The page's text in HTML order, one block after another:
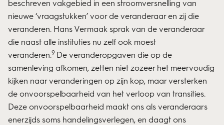
beschreven vakgebied in een stroomversnelling van
nieuwe ‘vraagstukken’ voor de veranderaar en zij die
veranderen. Hans Vermaak sprak van de veranderaar
die naast alle instituties nu zelf ook moest
veranderen.9 De veranderopgaven die op de
samenleving afkomen, zetten niet zozeer het meervoudig
kijken naar veranderingen op zijn kop, maar versterken
de onvoorspelbaarheid van het verloop van transities.
Deze onvoorspelbaarheid maakt ons als veranderaars
enerzijds soms handelingsverlegen, en daagt ons